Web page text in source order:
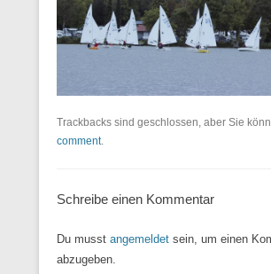
Trackbacks sind geschlossen, aber Sie
comment.
Schreibe einen Kommentar
Du musst angemeldet sein, um einen
abzugeben.